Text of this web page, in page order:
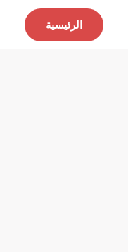
الرئيسية